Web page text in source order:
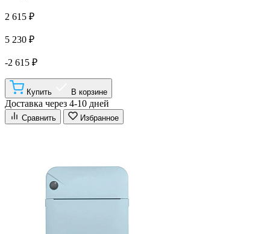
2 615 ₽
5 230 ₽
-2 615 ₽
Купить В корзине
Доставка через 4-10 дней
Сравнить Избранное